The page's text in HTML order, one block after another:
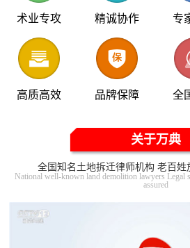
术业专攻 精诚协作 专
高质高效 品牌保障 全
关于万典
全国知名土地拆迁律师机构 老百姓
National well-known land demolition lawyers Legal
assured